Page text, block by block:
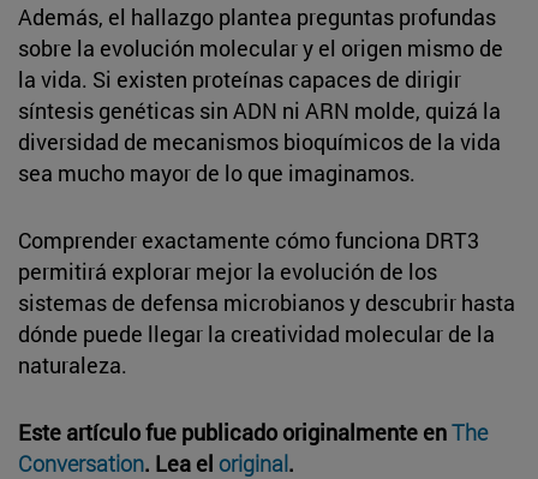
Además, el hallazgo plantea preguntas profundas
sobre la evolución molecular y el origen mismo de
la vida. Si existen proteínas capaces de dirigir
síntesis genéticas sin ADN ni ARN molde, quizá la
diversidad de mecanismos bioquímicos de la vida
sea mucho mayor de lo que imaginamos.
Comprender exactamente cómo funciona DRT3
permitirá explorar mejor la evolución de los
sistemas de defensa microbianos y descubrir hasta
dónde puede llegar la creatividad molecular de la
naturaleza.
Este artículo fue publicado originalmente enThe
Conversation. Lea el original.